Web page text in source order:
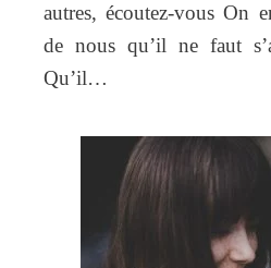
autres, écoutez-vous On
de nous qu’il ne faut
Qu’il…